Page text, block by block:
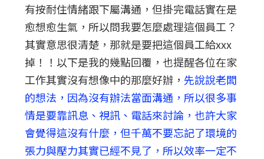
有按耐住情緒跟下屬溝通，但掛完電話實在是
愈想愈生氣，所以問我要怎麼處理這個員工？
其實意思很清楚，那就是要把這個員工給xxx
掉！！以下是我的幾點回覆，也提醒各位在家
工作其實沒有想像中的那麼好辦，先說說老闆
的想法，因為沒有辦法當面溝通，所以很多事
情是要靠訊息、視訊、電話來討論，也許大家
會覺得這沒有什麼，但千萬不要忘記了環境的
張力與壓力其實已經不見了，所以效率一定不